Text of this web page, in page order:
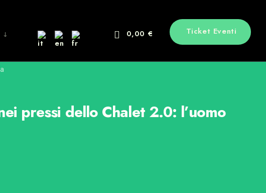
Ticket Eventi
0,00 €
pressi dello Chalet 2.0: l’uomo